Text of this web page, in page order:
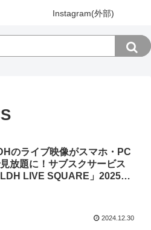
Instagram(外部)
のライブ映像がスマホ・PC
放題に！サブスクサービス
LDH LIVE SQUARE」2025年1
2024.12.30